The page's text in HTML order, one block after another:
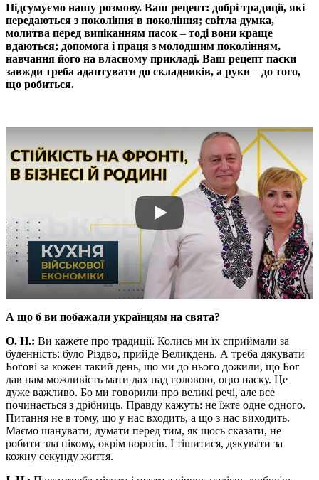
Підсумуємо нашу розмову. Ваш рецепт: добрі традиції, які
передаються з покоління в покоління; світла думка,
молитва перед випіканням пасок – тоді вони краще
вдаються; допомога і праця з молодшим поколінням,
навчання його на власному прикладі. Ваш рецепт паски
завжди треба адаптувати до складників, а руки – до того,
що робиться.
А що б ви побажали українцям на свята?
О. Н.: Ви кажете про традиції. Колись ми їх сприймали за
буденність: було Різдво, прийде Великдень. А треба дякувати
Богові за кожен такий день, що ми до нього дожили, що Бог
дав нам можливість мати дах над головою, оцю паску. Це
дуже важливо. Бо ми говорили про великі речі, але все
починається з дрібниць. Правду кажуть: не їжте одне одного.
Питання не в тому, що у нас входить, а що з нас виходить.
Маємо шанувати, думати перед тим, як щось сказати, не
робити зла нікому, окрім ворогів. І тішитися, дякувати за
кожну секунду життя.